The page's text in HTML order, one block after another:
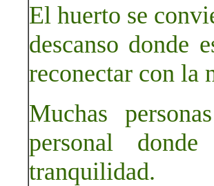
El huerto se
descanso donde
reconectar con la
Muchas
personal
tranquilidad.